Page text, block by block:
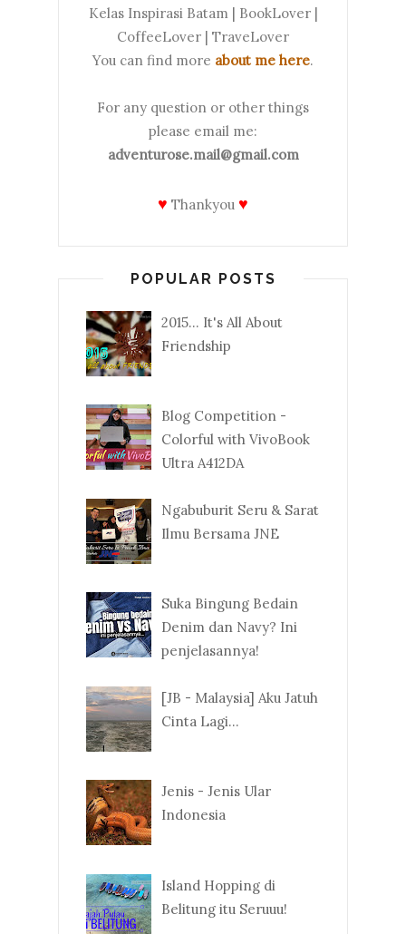
Kelas Inspirasi Batam | BookLover |
CoffeeLover | TraveLover
You can find more about me here.
For any question or other things
please email me:
adventurose.mail@gmail.com
♥ Thankyou ♥
POPULAR POSTS
2015... It's All About
Friendship
Blog Competition -
Colorful with VivoBook
Ultra A412DA
Ngabuburit Seru & Sarat
Ilmu Bersama JNE
Suka Bingung Bedain
Denim dan Navy? Ini
penjelasannya!
[JB - Malaysia] Aku Jatuh
Cinta Lagi...
Jenis - Jenis Ular
Indonesia
Island Hopping di
Belitung itu Seruuu!